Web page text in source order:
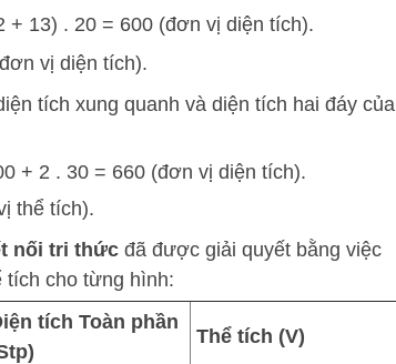
+ 13) . 20 = 600 (đơn vị diện tích).
vị diện tích).
tích xung quanh và diện tích hai đáy của
+ 2 . 30 = 660 (đơn vị diện tích).
thể tích).
nối tri thức đã được giải quyết bằng việc
tích cho từng hình:
tích Toàn phần
Thể tích (V)